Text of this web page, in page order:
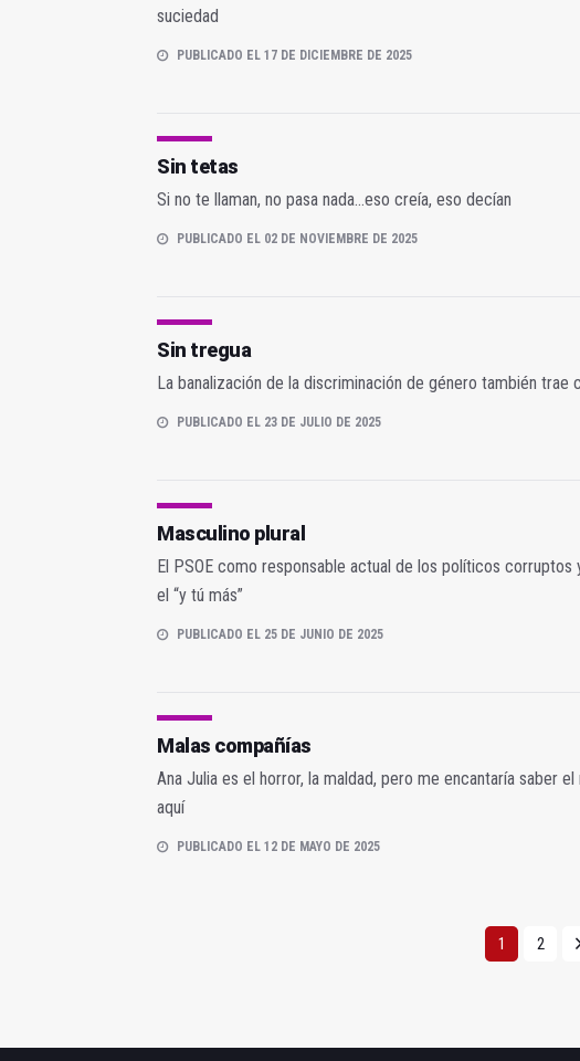
suciedad
PUBLICADO EL 17 DE DICIEMBRE DE 2025
Sin tetas
Si no te llaman, no pasa nada...eso creía, eso decían
PUBLICADO EL 02 DE NOVIEMBRE DE 2025
Sin tregua
La banalización de la discriminación de género también trae
PUBLICADO EL 23 DE JULIO DE 2025
Masculino plural
El PSOE como responsable actual de los políticos
el “y tú más”
PUBLICADO EL 25 DE JUNIO DE 2025
Malas compañías
Ana Julia es el horror, la maldad, pero me encantaría saber
aquí
PUBLICADO EL 12 DE MAYO DE 2025
1 2